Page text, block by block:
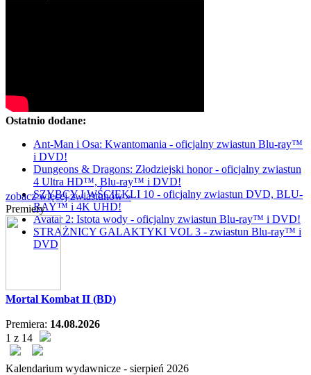
Ostatnio dodane:
Ant-Man i Osa: Kwantomania - oficjalny zwiastun Blu-ray™
i DVD!
Dungeons & Dragons: Złodziejski honor - oficjalny zwiastun
4 Ultra HD™, Blu-ray™ i DVD!
SZYBCY I WŚCIEKLI 10 - oficjalny zwiastun DVD, BLU-
RAY™ i 4K UHD!
Avatar 2: Istota wody - oficjalny zwiastun Blu-ray™ i DVD!
STRAŻNICY GALAKTYKI VOL 3 - zwiastun Blu-ray™ i
DVD
zobacz więcej zwiastunów »
Premiery
Mortal Kombat II (BD)
Premiera: 14.08.2026
1 z 14
Kalendarium wydawnicze - sierpień 2026